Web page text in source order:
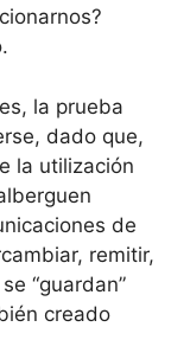
la prueba
dado que,
la utilización
de
remitir,
“guardan”
creado